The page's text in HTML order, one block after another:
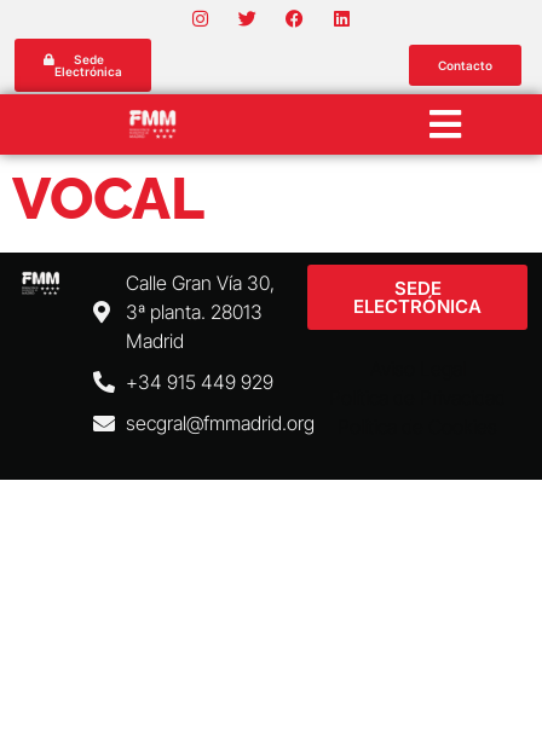
Sede
Electrónica
Contacto
VOCAL
Calle Gran Vía 30,
3ª planta. 28013
Madrid
+34 915 449 929
secgral@fmmadrid.org
SEDE
ELECTRÓNICA